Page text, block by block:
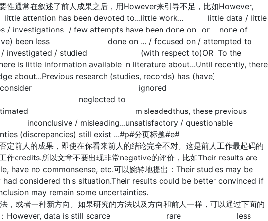
性通常在叙述了前人成果之后，用However来引导不足，比如However,
attention has been devoted to...little work... little data / little
/ investigations / few attempts have been done on...or none of
been less done on ... / focused on / attempted to
/ studied (with respect to)OR To the
is little information available in literature about...Until recently, there
about...Previous research (studies, records) has (have)
consider ignored
neglected to
misleadedthus, these previous
/ misleading...unsatisfactory / questionable
(discrepancies) still exist ...#p#分页标题#e#
定前人的成果，即使在你看来前人的结论完全不对。这是前人工作最起码的
作credits.所以文章不要出现非常negative的评价，比如Their results are
have no commonsense, etc.可以婉转地提出：Their studies may be
had considered this situation.Their results could be better convinced if
may remain some uncertainties.
，或者一种新方向。如果研究的方法以及方向和前人一样，可以通过下面的
的作用：However, data is still scarce rare less